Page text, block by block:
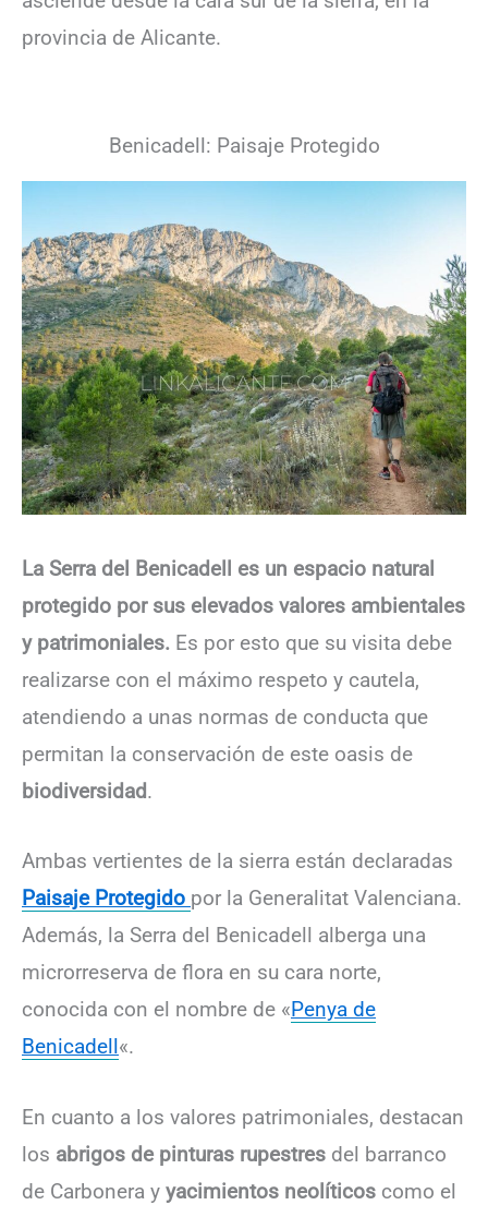
provincia de Alicante.
Benicadell: Paisaje Protegido
La Serra del Benicadell es un espacio natural
protegido por sus elevados valores ambientales
y patrimoniales. Es por esto que su visita debe
realizarse con el máximo respeto y cautela,
atendiendo a unas normas de conducta que
permitan la conservación de este oasis de
biodiversidad.
Ambas vertientes de la sierra están declaradas
Paisaje Protegido por la Generalitat Valenciana.
Además, la Serra del Benicadell alberga una
microrreserva de flora en su cara norte,
conocida con el nombre de «Penya de
Benicadell«.
En cuanto a los valores patrimoniales, destacan
los abrigos de pinturas rupestres del barranco
de Carbonera y yacimientos neolíticos como el